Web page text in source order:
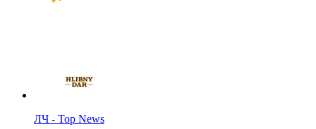
ЛЧ - Top News